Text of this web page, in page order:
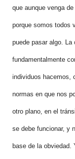
que aunque venga
porque somos todos
puede pasar algo. La
fundamentalmente
individuos hacemos,
normas en que nos
otro plano, en el
se debe funcionar, y
base de la obviedad.